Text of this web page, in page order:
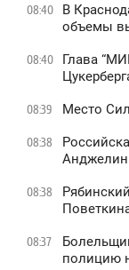
08:40
В
объемы
08:40
Глава
08:39 Место
08:38
08:38
08:37
полицию